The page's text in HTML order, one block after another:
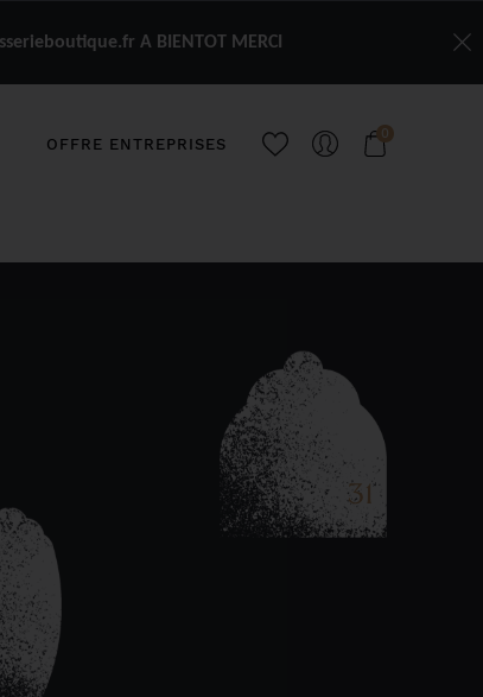
A BIENTOT MERCI
OFFRE ENTREPRISES
0
31